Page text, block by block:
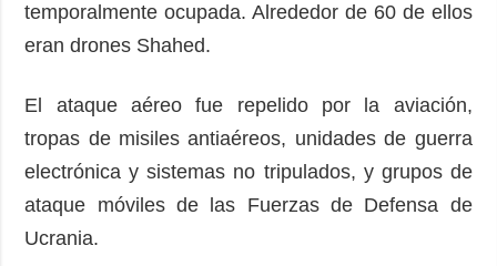
temporalmente ocupada. Alrededor de 60 de ellos
eran drones Shahed.
El ataque aéreo fue repelido por la aviación,
tropas de misiles antiaéreos, unidades de guerra
electrónica y sistemas no tripulados, y grupos de
ataque móviles de las Fuerzas de Defensa de
Ucrania.